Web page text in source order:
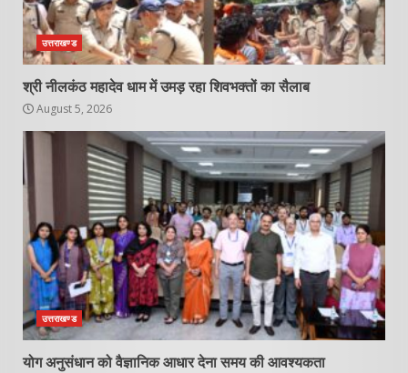
उत्तराखण्ड
श्री नीलकंठ महादेव धाम में उमड़ रहा शिवभक्तों का सैलाब
August 5, 2026
उत्तराखण्ड
योग अनुसंधान को वैज्ञानिक आधार देना समय की आवश्यकता